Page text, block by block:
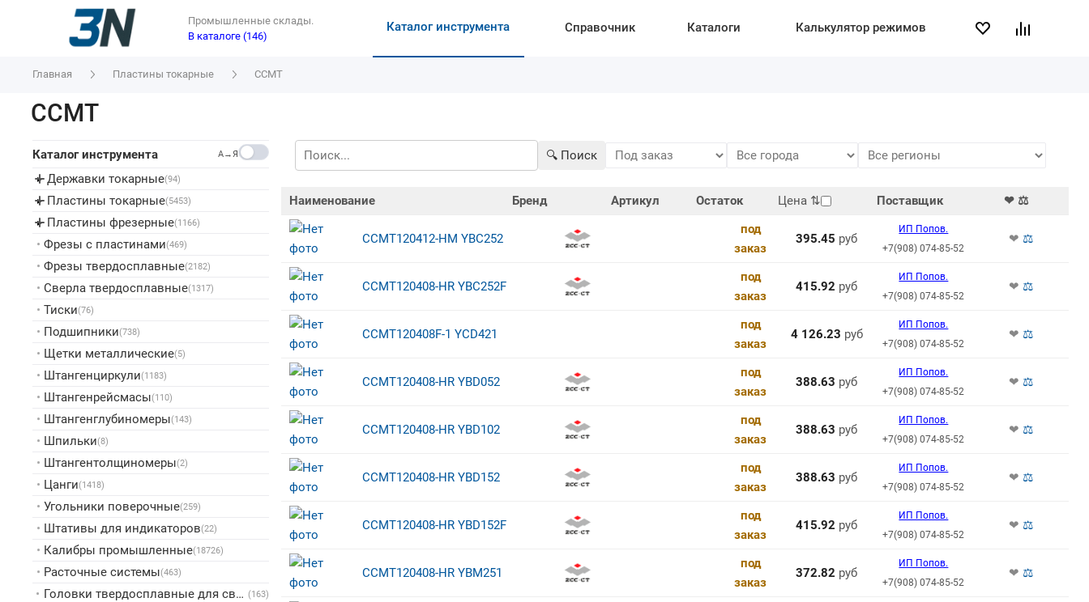
Промышленные склады.
В каталоге (146)
Каталог инструмента Справочник Каталоги Калькулятор режимов
Главная Пластины токарные CCMT
CCMT
Каталог инструмента A→Я
▸ Державки токарные(94)
▸ Пластины токарные(5453)
▸ Пластины фрезерные(1166)
• Фрезы с пластинами(469)
• Фрезы твердосплавные(2182)
• Сверла твердосплавные(1317)
• Тиски(76)
• Подшипники(738)
• Щетки металлические(5)
• Штангенциркули(1183)
• Штангенрейсмасы(110)
• Штангенглубиномеры(143)
• Шпильки(8)
• Штангентолщиномеры(2)
• Цанги(1418)
• Угольники поверочные(259)
• Штативы для индикаторов(22)
• Калибры промышленные(18726)
• Расточные системы(463)
• Головки твердосплавные для сверл (163)
🔍︎ Поиск
Наименование Бренд Артикул Остаток Цена ⇅ Поставщик ❤ ⚖
CCMT120412-HM YBC252
под
заказ
395.45 руб
ИП Попов.
+7(908) 074-85-52
❤ ⚖
CCMT120408-HR YBC252F
под
заказ
415.92 руб
ИП Попов.
+7(908) 074-85-52
❤ ⚖
CCMT120408F-1 YCD421
под
заказ
4 126.23 руб
ИП Попов.
+7(908) 074-85-52
❤ ⚖
CCMT120408-HR YBD052
под
заказ
388.63 руб
ИП Попов.
+7(908) 074-85-52
❤ ⚖
CCMT120408-HR YBD102
под
заказ
388.63 руб
ИП Попов.
+7(908) 074-85-52
❤ ⚖
CCMT120408-HR YBD152
под
заказ
388.63 руб
ИП Попов.
+7(908) 074-85-52
❤ ⚖
CCMT120408-HR YBD152F
под
заказ
415.92 руб
ИП Попов.
+7(908) 074-85-52
❤ ⚖
CCMT120408-HR YBM251
под
заказ
372.82 руб
ИП Попов.
+7(908) 074-85-52
❤ ⚖